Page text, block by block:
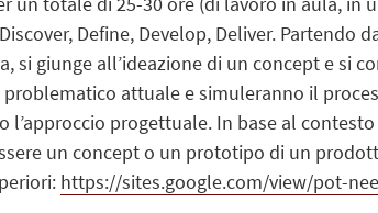
Define, Develop, Deliver. Partendo
si giunge all’ideazione di un concept e si
attuale e simuleranno il
l’approccio progettuale. In base al
un concept o un prototipo di un
https://sites.google.com/view/pot-